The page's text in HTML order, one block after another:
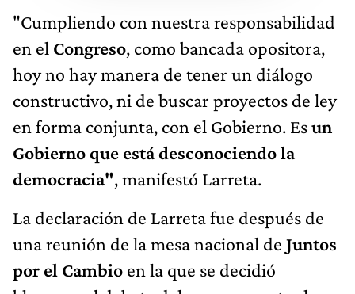
"Cumpliendo con nuestra responsabilidad
en el Congreso, como bancada opositora,
hoy no hay manera de tener un diálogo
constructivo, ni de buscar proyectos de ley
en forma conjunta, con el Gobierno. Esun
Gobierno que está desconociendo la
democracia", manifestó Larreta.
La declaración de Larreta fue después de
una reunión de la mesa nacional de Juntos
por el Cambio en la que se decidió